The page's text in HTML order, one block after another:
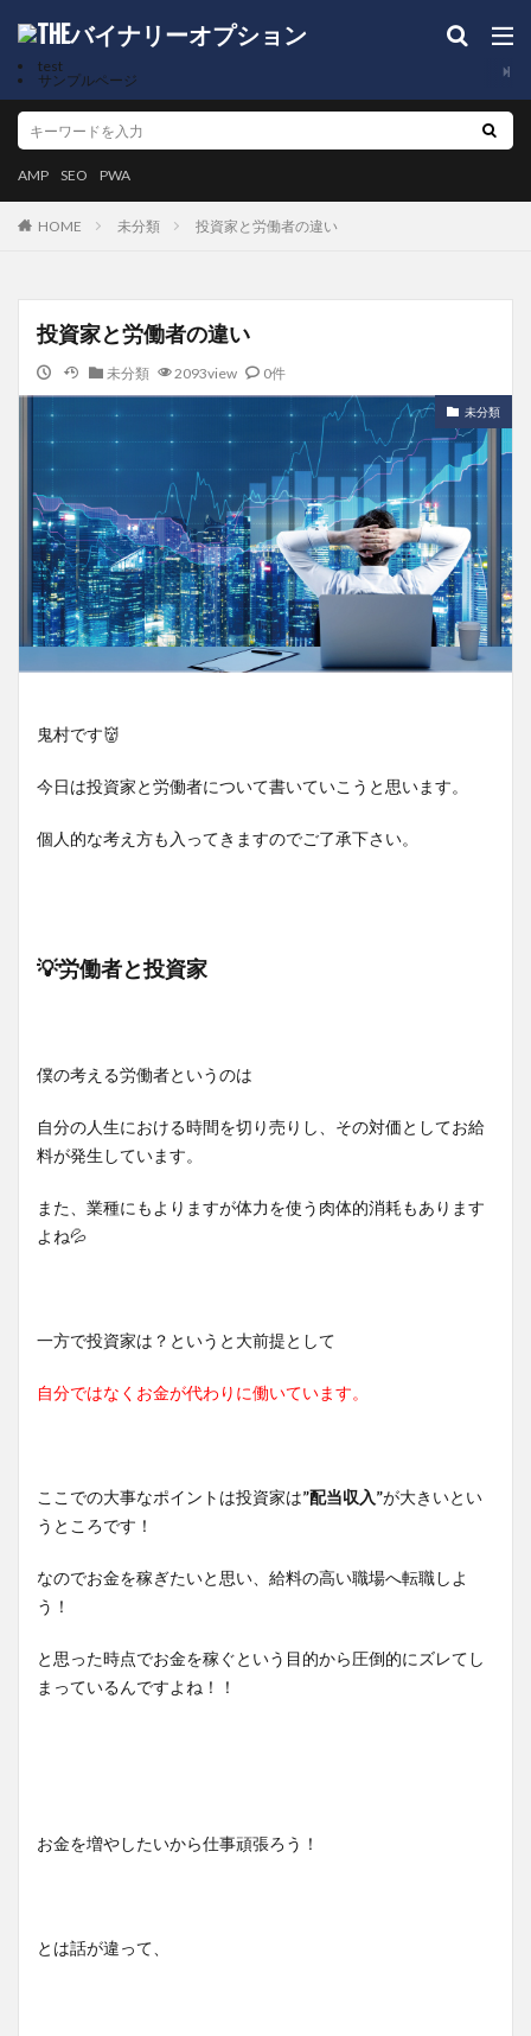
test
サンプルページ
AMP SEO PWA
HOME 未分類 投資家と労働者の違い
投資家と労働者の違い
未分類 2093view 0件
未分類
鬼村です👹
今日は投資家と労働者について書いていこうと思います。
個人的な考え方も入ってきますのでご了承下さい。
💡労働者と投資家
僕の考える労働者というのは
自分の人生における時間を切り売りし、その対価としてお給
料が発生しています。
また、業種にもよりますが体力を使う肉体的消耗もあります
よね💦
一方で投資家は？というと大前提として
自分ではなくお金が代わりに働いています。
ここでの大事なポイントは投資家は”配当収入”が大きいとい
うところです！
なのでお金を稼ぎたいと思い、給料の高い職場へ転職しよ
う！
と思った時点でお金を稼ぐという目的から圧倒的にズレてし
まっているんですよね！！
お金を増やしたいから仕事頑張ろう！
とは話が違って、